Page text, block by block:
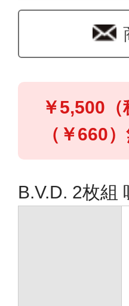
￥5,500
（￥660
B.V.D. 2枚組